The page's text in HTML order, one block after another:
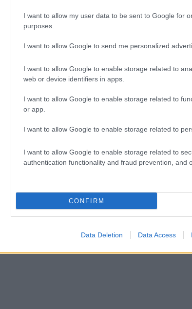
I want to allow my user data to be sent to Google for
purposes.
I want to allow Google to send me personalized
I want to allow Google to enable storage related to
web or device identifiers in apps.
I want to allow Google to enable storage related to
or app.
I want to allow Google to enable storage related to
I want to allow Google to enable storage related to
authentication functionality and fraud prevention, and
CONFIRM
Data Deletion Data Access